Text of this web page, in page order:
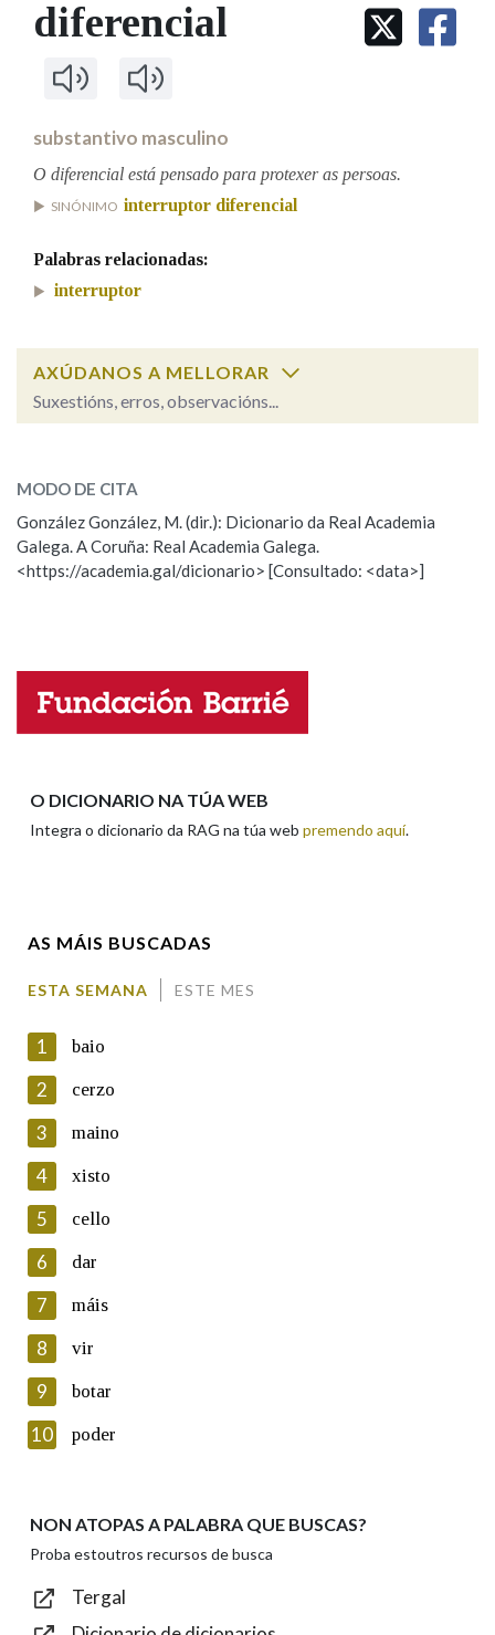
IDENTIDADE CORPORATIVA
MARCIAL DEL ADALID
FIGURAS HOMENAXEADAS
Facebook
TwitterYoutubeInstagram
Bluesky
BUSCAR NOS LEMAS
Comeza por
Na fraseoloxía
Marcas gramaticais
diferencial
substantivo masculino
O diferencial está pensado para protexer as persoas.
SINÓNIMO interruptor diferencial
Palabras relacionadas:
interruptor
AXÚDANOS A MELLORAR
Suxestións, erros, observacións...
ESCOLLE UNHA OPCIÓN:
Observación Hai un erro na palabra
Propoño mellorar a definición
Nome
En cumprimento da normativa vixente en materia de
Protección de Datos de Carácter Persoal, a Real Academia
Galega informa a aqueles usuarios que faciliten o seu correo
electrónico, así como calquera outra información de carácter
persoal, que estes datos serán obxecto de tratamento
automatizado de carácter confidencial e incorporados aos seus
ficheiros informáticos. Así mesmo, os usuarios poderán exercer o
seu dereito de acceso, rectificación, oposición e cancelación dos
seus datos poñéndose en contacto connosco.
Lin e acepto as condicións da política de
Introduce o código que aparece na imaxe:
Texto de verificación
MODO DE CITA
González González, M. (dir.): Dicionario da Real Academia
Galega. A Coruña: Real Academia Galega.
<https://academia.gal/dicionario> [Consultado: <data>]
O DICIONARIO NA TÚA WEB
Integra o dicionario da RAG na túa web premendo aquí.
AS MÁIS BUSCADAS
ESTA SEMANA ESTE MES
1 baio
2 cerzo
3 maino
4 xisto
5 cello
6 dar
7 máis
8 vir
9 botar
10 poder
NON ATOPAS A PALABRA QUE BUSCAS?
Proba estoutros recursos de busca
Tergal